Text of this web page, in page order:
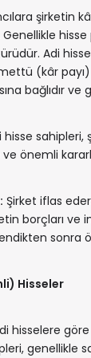
şirketin
Genellikle
Adi
(kâr
bağlıdır ve
hisse
önemli
Şirket iflas
borçları ve
sonra
Hisseler
hisselere göre